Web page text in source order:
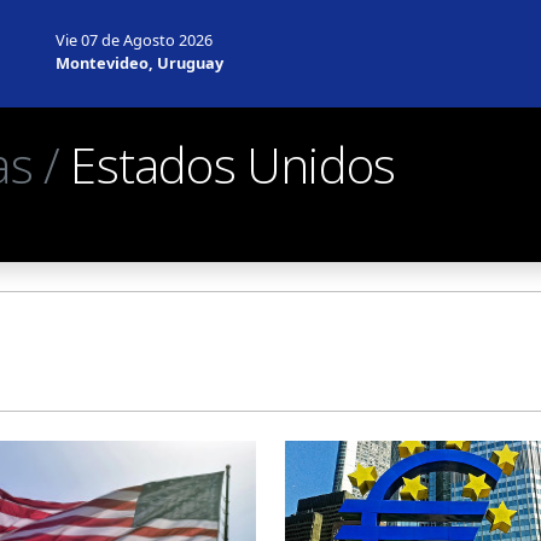
Vie 07 de Agosto 2026
Montevideo, Uruguay
/ Estados Unidos